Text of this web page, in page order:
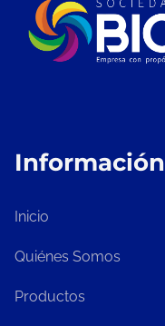
Información
Inicio
Quiénes Somos
Productos